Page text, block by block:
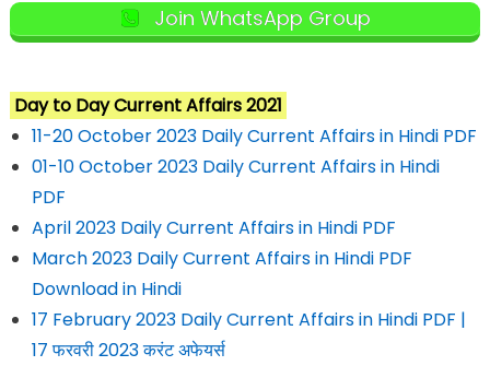
Join WhatsApp Group
Day to Day Current Affairs 2021
11-20 October 2023 Daily Current Affairs in Hindi PDF
01-10 October 2023 Daily Current Affairs in Hindi
PDF
April 2023 Daily Current Affairs in Hindi PDF
March 2023 Daily Current Affairs in Hindi PDF
Download in Hindi
17 February 2023 Daily Current Affairs in Hindi PDF |
17 फरवरी 2023 करंट अफेयर्स